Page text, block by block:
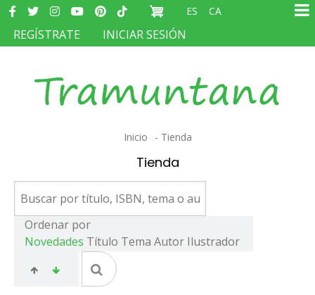
Pasar
contenido
Redes
sociales
ES CA
MENÚ
DEL
D'USUARI
REGÍSTRATE INICIAR SESIÓN
Sobrescribir
de
ayuda
a
la
navegación
Inicio Tienda
Tienda
Ordenar por
Novedades Título Tema Autor Ilustrador